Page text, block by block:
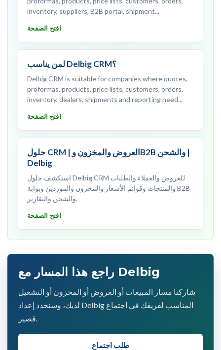
inventory, suppliers, B2B portal, shipment...
افتح الصفحة
لمن يناسب Delbig CRM؟
Delbig CRM is suitable for companies where quotes,
proformas, products, price lists, customers, orders,
inventory, dealers, shipments and reporting need...
افتح الصفحة
حلول CRM | العروض والمخزون وB2B والشحن |
Delbig
استكشف حلول Delbig CRM للعروض والعملاء والطلبات
والمنتجات وقوائم الأسعار والمخزون والموردين وبوابة B2B
والشحن والتقارير.
افتح الصفحة
راجع هذا المسار مع Delbig
شاركنا مسار المبيعات أو العروض أو المخزون أو التشغيل
لديك، وسنحدد إعداد Delbig المناسب لفريقك في اجتماع
طلب اجتماع